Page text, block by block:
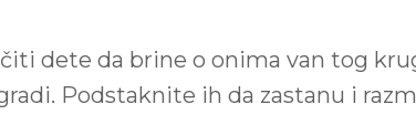
dete da brine o onima van tog
Podstaknite ih da zastanu i